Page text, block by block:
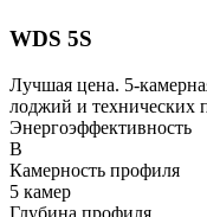
WDS 5S
Лучшая цена. 5-
лоджий и технических
Энергоэффективность
B
Камерность профиля
5 камер
Глубина профиля